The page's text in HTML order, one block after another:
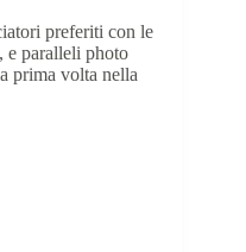
preferiti con le
e paralleli photo
prima volta nella